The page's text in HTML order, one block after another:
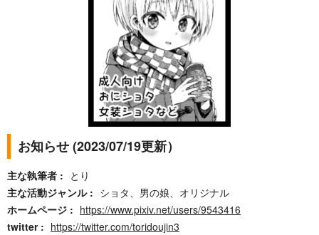
お知らせ (2023/07/19更新）
主な執筆者
とり
主な活動ジャンル
ショタ、男の娘、オリジナル
ホームページ
https://www.pixiv.net/users/9543416
twitter
https://twitter.com/toridoujin3